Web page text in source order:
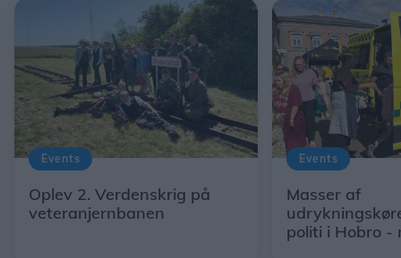
Events
Oplev 2. Verdenskrig på
veteranjernbanen
Events
Masser af
politi i Hobro -